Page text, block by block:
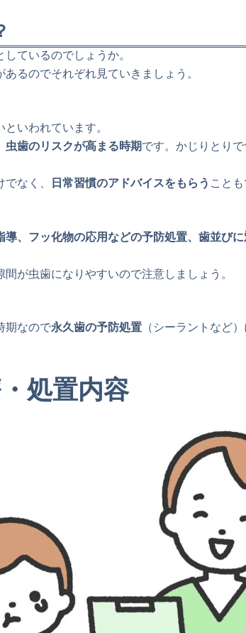
ているのでしょうか。
るのでそれぞれ見ていきましょう。
いわれています。
虫歯のリスクが高まる時期です。かじりとり
なく、
日常習慣のアドバイスをもらう ことも
、フッ化物の応用などの予防処置、歯並び
が虫歯になりやすいので注意しましょう。
期なので永久歯の予防処置 （シーラントなど）
処置内容